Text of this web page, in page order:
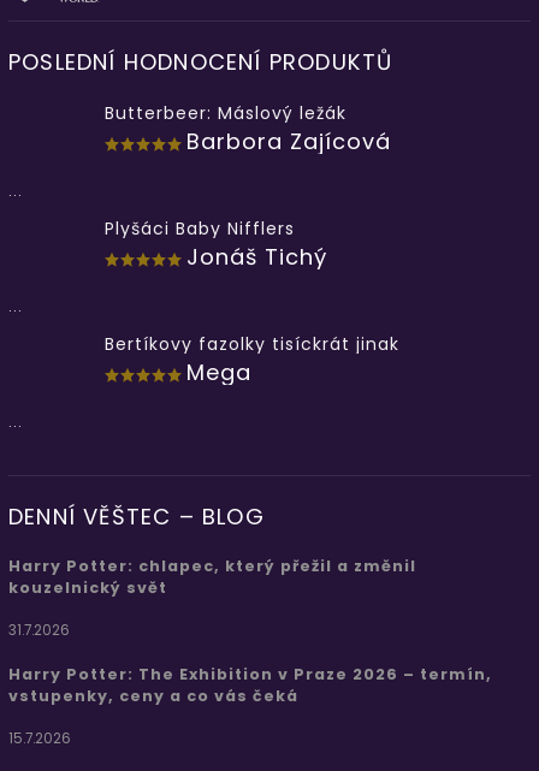
POSLEDNÍ HODNOCENÍ PRODUKTŮ
Butterbeer: Máslový ležák
Barbora Zajícová
...
Plyšáci Baby Nifflers
Jonáš Tichý
...
Bertíkovy fazolky tisíckrát jinak
Mega
...
DENNÍ VĚŠTEC – BLOG
Harry Potter: chlapec, který přežil a změnil
kouzelnický svět
31.7.2026
Harry Potter: The Exhibition v Praze 2026 – termín,
vstupenky, ceny a co vás čeká
15.7.2026